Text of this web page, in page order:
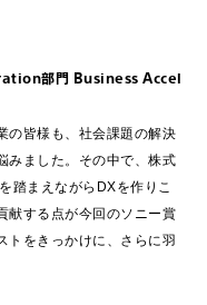
部門 Business Accel
の皆様も、社会課題の解決
みました。その中で、株式
踏まえながらDXを作りこ
献する点が今回のソニー賞
トをきっかけに、さらに羽